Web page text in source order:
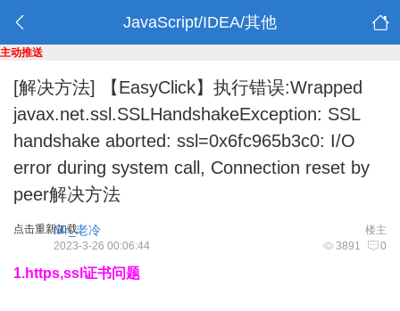
JavaScript/IDEA/其他
主动推送
[解决方法]
【EasyClick】执行错误:Wrapped
javax.net.ssl.SSLHandshakeException: SSL
handshake aborted: ssl=0x6fc965b3c0: I/O
error during system call, Connection reset by
peer解决方法
点击重新加载 楼主
Mr_老冷
3891 0
2023-3-26 00:06:44
1.https,ssl证书问题